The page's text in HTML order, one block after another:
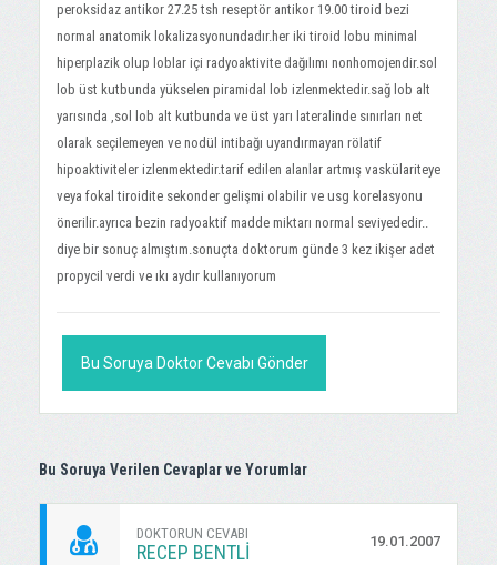
peroksidaz antikor 27.25 tsh reseptör antikor 19.00 tiroid bezi
normal anatomik lokalizasyonundadır.her iki tiroid lobu minimal
hiperplazik olup loblar içi radyoaktivite dağılımı nonhomojendir.sol
lob üst kutbunda yükselen piramidal lob izlenmektedir.sağ lob alt
yarısında ,sol lob alt kutbunda ve üst yarı lateralinde sınırları net
olarak seçilemeyen ve nodül intibağı uyandırmayan rölatif
hipoaktiviteler izlenmektedir.tarif edilen alanlar artmış vaskülariteye
veya fokal tiroidite sekonder gelişmi olabilir ve usg korelasyonu
önerilir.ayrıca bezin radyoaktif madde miktarı normal seviyededir..
diye bir sonuç almıştım.sonuçta doktorum günde 3 kez ikişer adet
propycil verdi ve ıkı aydır kullanıyorum
Bu Soruya Doktor Cevabı Gönder
Bu Soruya Verilen Cevaplar ve Yorumlar
DOKTORUN CEVABI
RECEP BENTLİ 19.01.2007